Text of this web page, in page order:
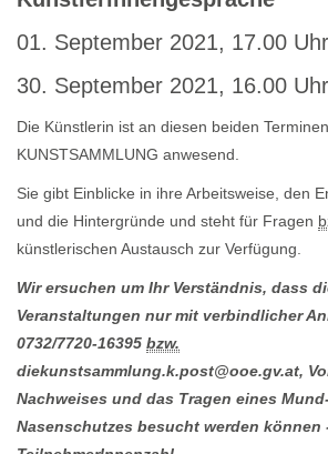
01. September 2021, 17.00 Uhr
30. September 2021, 16.00 Uhr
Die Künstlerin ist an diesen beiden
KUNSTSAMMLUNG anwesend.
Sie gibt Einblicke in ihre Arbeitsweise, den
und die Hintergründe und steht für Fragen
künstlerischen Austausch zur Verfügung.
Wir ersuchen um Ihr Verständnis, dass
Veranstaltungen nur mit verbindlicher
0732/7720-16395 bzw.
diekunstsammlung.k.post@ooe.gv.at,
Nachweises und das Tragen eines
Nasenschutzes besucht werden können